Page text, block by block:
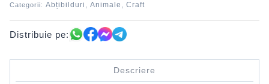
Categorii: Abțibilduri , Animale , Craft
Distribuie pe:
Descriere